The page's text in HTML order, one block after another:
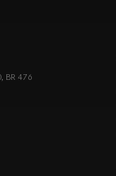
BR 476